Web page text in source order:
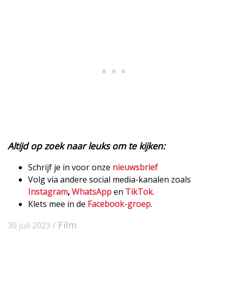
Altijd op zoek naar leuks om te kijken:
Schrijf je in voor onze nieuwsbrief
Volg via andere social media-kanalen zoals
Instagram,WhatsAppen TikTok.
Klets mee in de Facebook-groep.
30 juli 2023 / Film